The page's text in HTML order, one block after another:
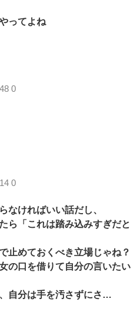
ってよね
0
0
なければいい話だし、
ら「これは踏み込みすぎだと
止めておくべき立場じゃね？
の口を借りて自分の言いたい
自分は手を汚さずにさ…